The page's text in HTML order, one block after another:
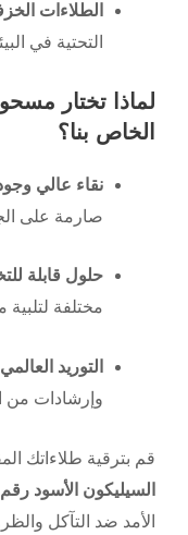
الطلاءات
التحتية في
لماذا تختار
الخاص بنا؟
نقاء عالي
صارمة على
حلول قابلة
مختلفة لتلبية
التوريد
وإرشادات من
قم بترقية طلاءاتك
السيليكون الأسود رقم 220
الأمد ضد التآكل